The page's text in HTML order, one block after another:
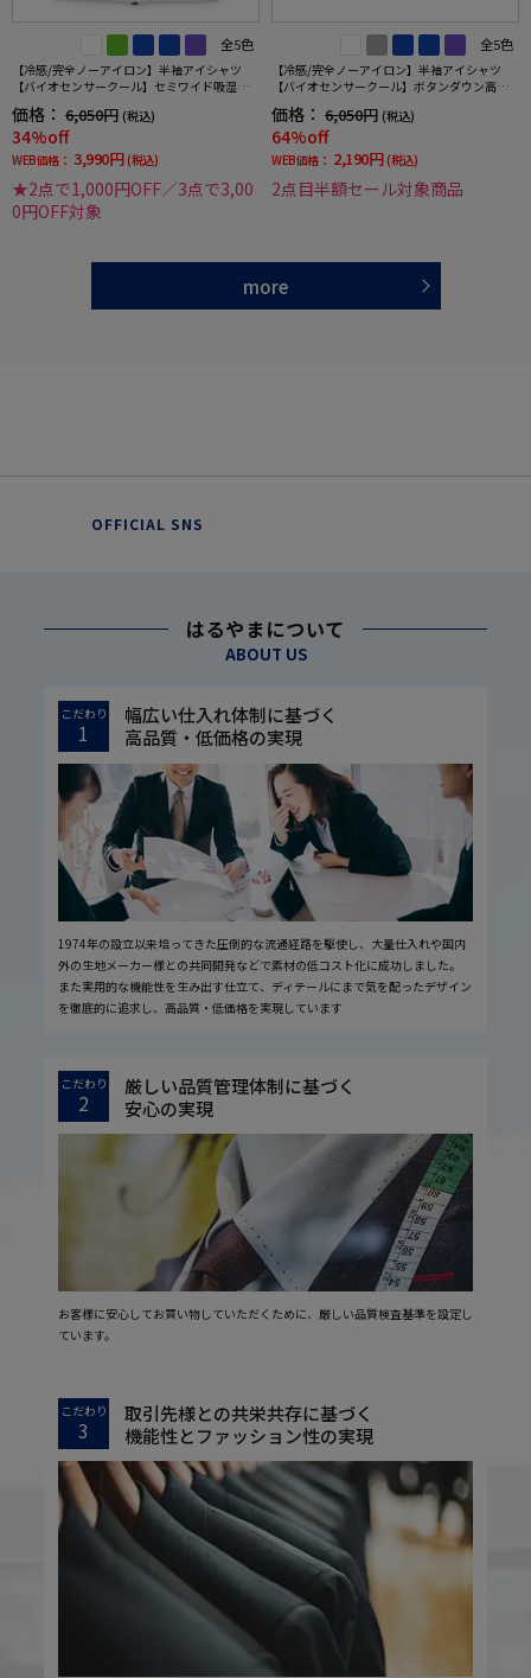
全5色
【冷感/完全ノーアイロン】半袖アイシャツ
【バイオセンサークール】セミワイド吸湿冷
価格： 6,050円 (税込)
34%off
WEB価格： 3,990円 (税込)
★2点で1,000円OFF／3点で3,00
0円OFF対象
全5色
【冷感/完全ノーアイロン】半袖アイシャツ
【バイオセンサークール】ボタンダウン高通
価格： 6,050円 (税込)
64%off
WEB価格： 2,190円 (税込)
2点目半額セール対象商品
more
OFFICIAL SNS
はるやまについて
ABOUT US
こだわり
1
幅広い仕入れ体制に基づく
高品質・低価格の実現
1974年の設立以来培ってきた圧倒的な流通経路を駆使し、大量仕入れや国内
外の生地メーカー様との共同開発などで素材の低コスト化に成功しました。
また実用的な機能性を生み出す仕立て、ディテールにまで気を配ったデザイン
を徹底的に追求し、高品質・低価格を実現しています
こだわり
2
厳しい品質管理体制に基づく
安心の実現
お客様に安心してお買い物していただくために、厳しい品質検査基準を設定し
ています。
こだわり
3
取引先様との共栄共存に基づく
機能性とファッション性の実現